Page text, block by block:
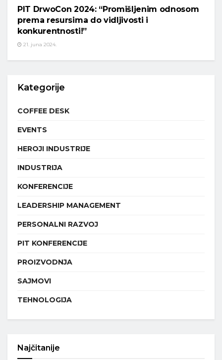
PIT DrwoCon 2024: “Promišljenim odnosom
prema resursima do vidljivosti i
konkurentnosti!”
21. juna 2024.
Kategorije
COFFEE DESK
EVENTS
HEROJI INDUSTRIJE
INDUSTRIJA
KONFERENCIJE
LEADERSHIP MANAGEMENT
PERSONALNI RAZVOJ
PIT KONFERENCIJE
PROIZVODNJA
SAJMOVI
TEHNOLOGIJA
Najčitanije